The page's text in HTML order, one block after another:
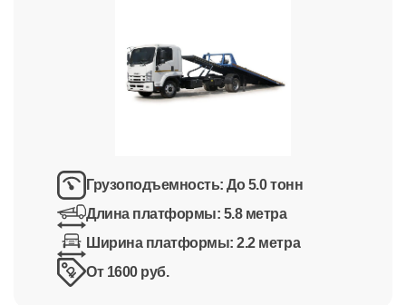
Грузоподъемность:До 5.0 тонн
Длина платформы: 5.8 метра
Ширина платформы:2.2 метра
От 1600 руб.